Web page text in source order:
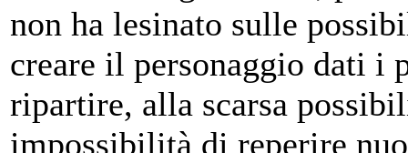
non ha lesinato sulle
creare il personaggio dati i
ripartire, alla scarsa
impossibilità di reperire